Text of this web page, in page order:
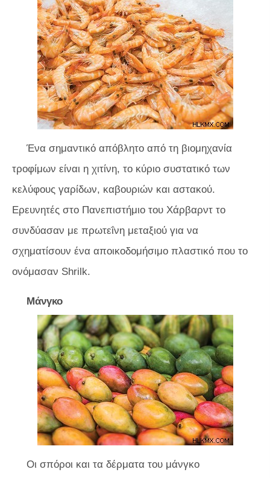
Ένα σημαντικό απόβλητο από τη βιομηχανία
τροφίμων είναι η χιτίνη, το κύριο συστατικό των
κελύφους γαρίδων, καβουριών και αστακού.
Ερευνητές στο Πανεπιστήμιο του Χάρβαρντ το
συνδύασαν με πρωτεΐνη μεταξιού για να
σχηματίσουν ένα αποικοδομήσιμο πλαστικό που το
ονόμασαν Shrilk.
Μάνγκο
Οι σπόροι και τα δέρματα του μάνγκο